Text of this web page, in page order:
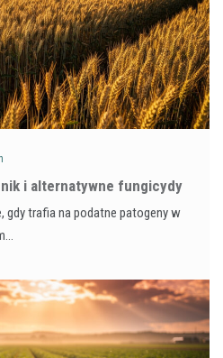
i alternatywne fungicydy
gdy trafia na podatne patogeny w